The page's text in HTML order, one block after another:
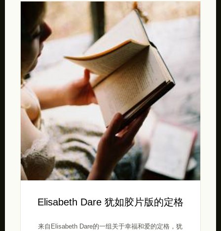
Elisabeth Dare 犹如胶片版的定格
来自Elisabeth Dare的一组关于幸福和爱的定格，犹